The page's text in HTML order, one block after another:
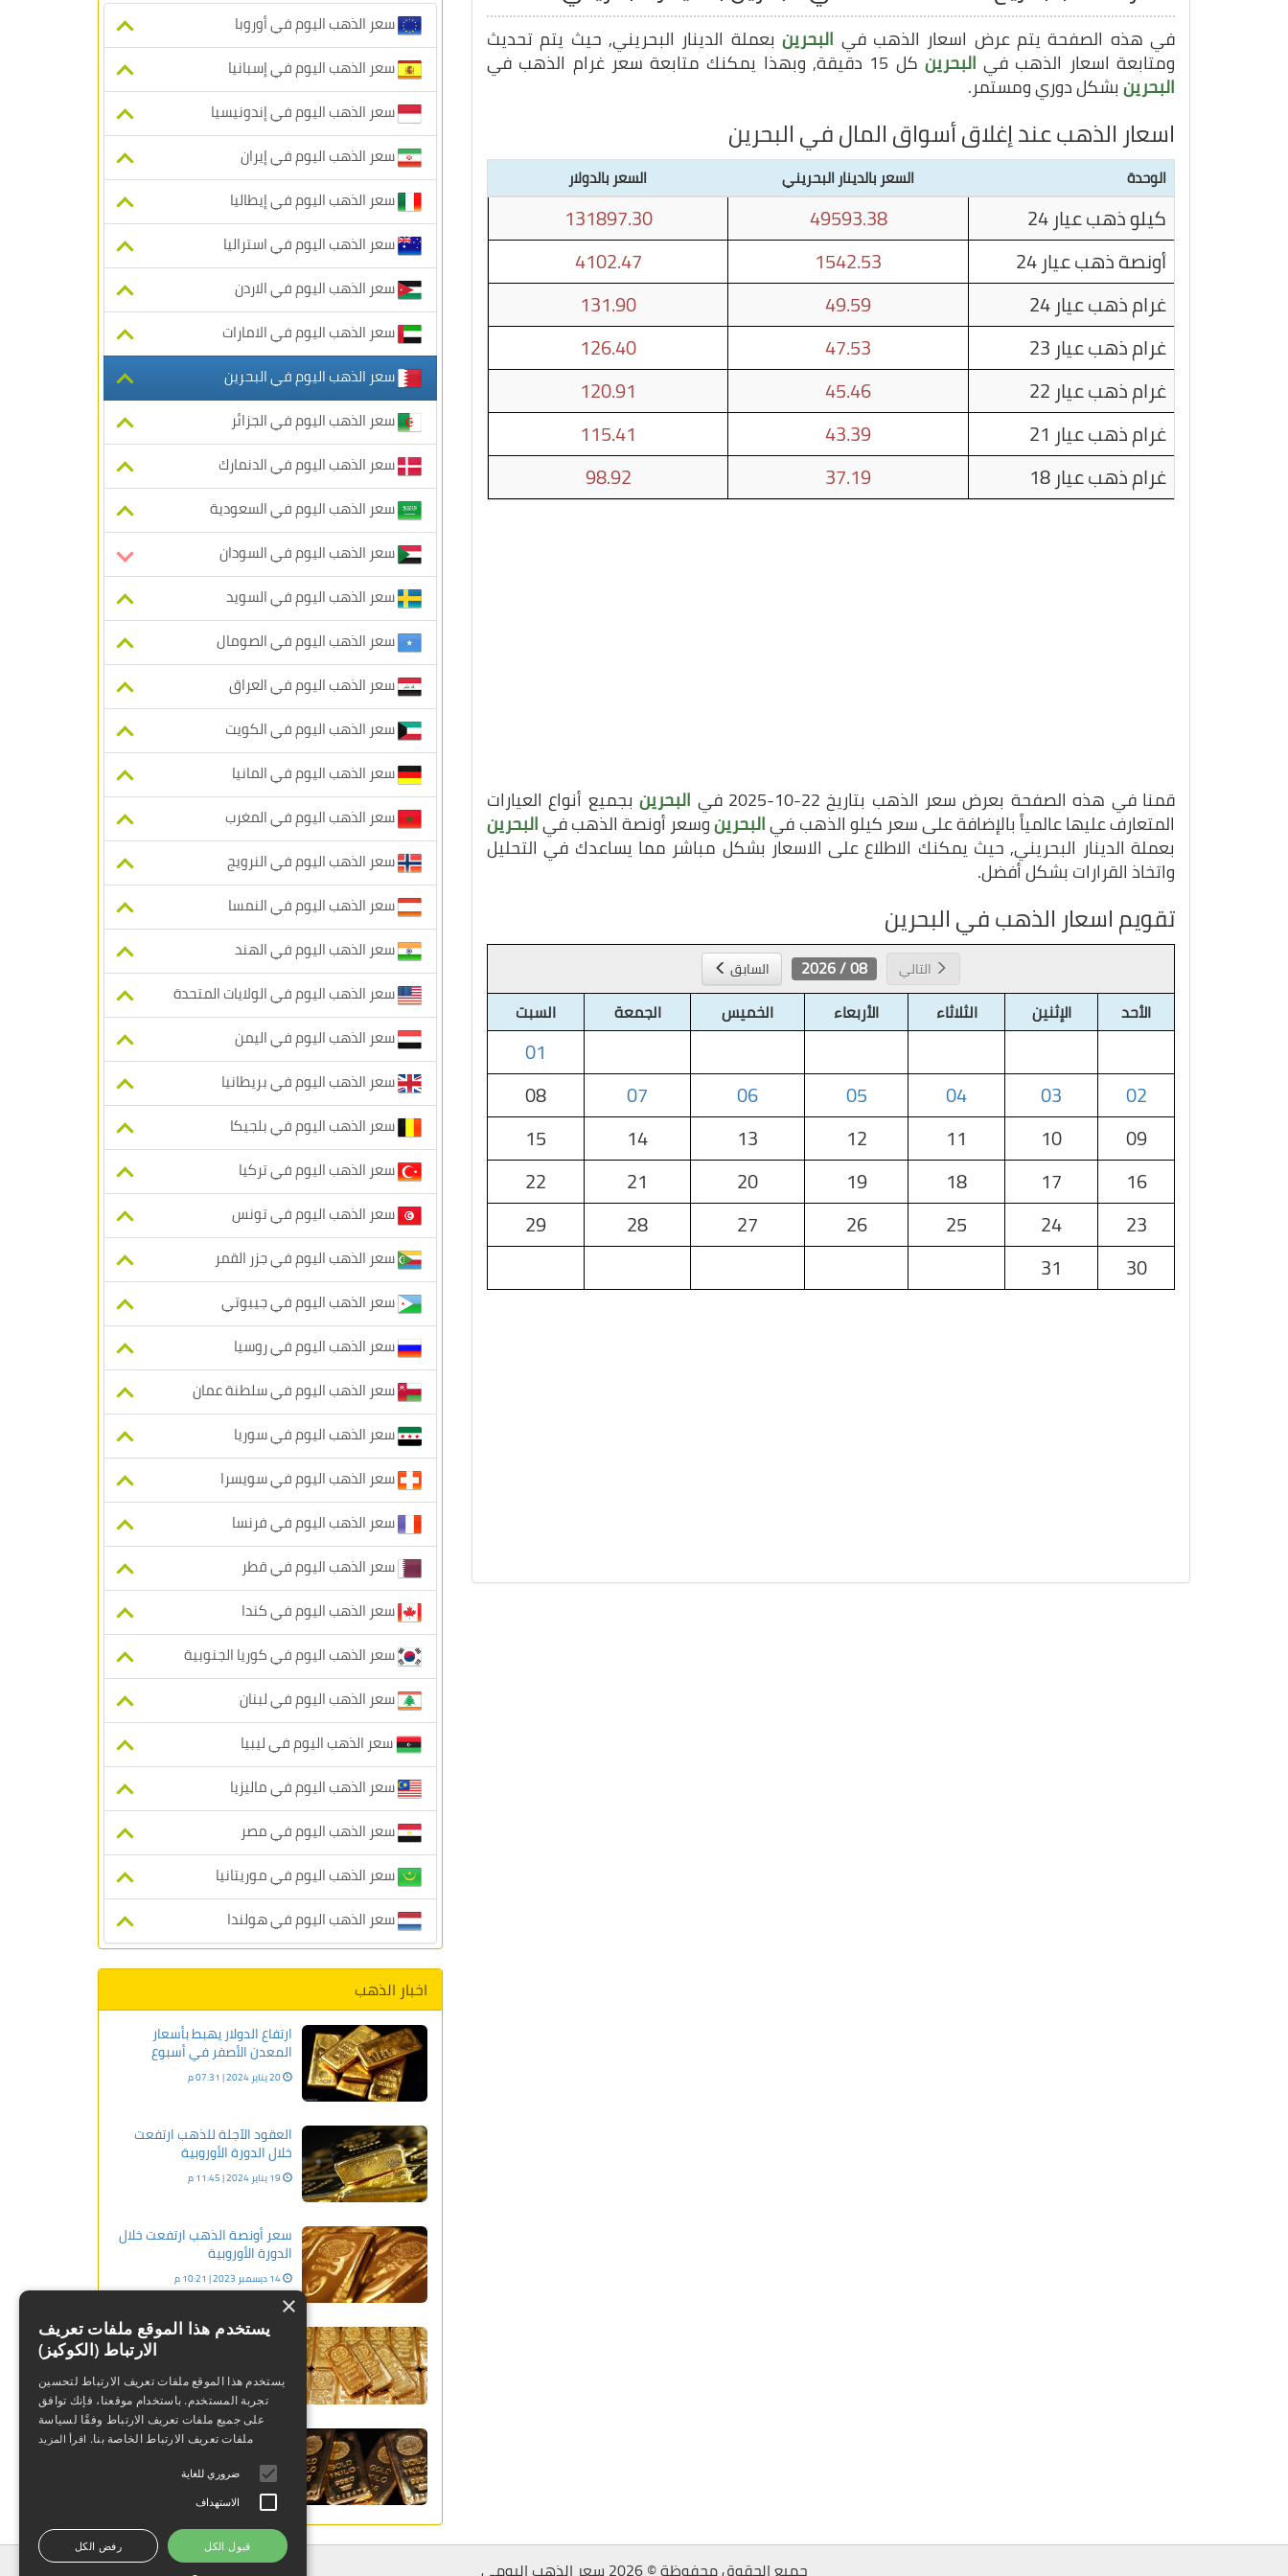
في هذه الصفحة يتم عرض اسعار الذهب في البحرينبعملة الدينار البحريني, حيث يتم تحديث
ومتابعة اسعار الذهب في البحرين كل 15 دقيقة, وبهذا يمكنك متابعة سعر غرام الذهب في
البحرينبشكل دوري ومستمر.
اسعار الذهب عند إغلاق أسواق المال في البحرين
الوحدة السعر بالدينار البحريني السعر بالدولار
كيلو ذهب عيار 24 49593.38
131897.30
أونصة ذهب عيار 24
1542.53
4102.47
غرام ذهب عيار 24
49.59
131.90
غرام ذهب عيار 23
47.53
126.40
غرام ذهب عيار 22
45.46
120.91
غرام ذهب عيار 21
43.39
115.41
غرام ذهب عيار 18
37.19
98.92
قمنا في هذه الصفحة بعرض سعر الذهب بتاريخ 22-10-2025 في البحرينبجميع أنواع العيارات
المتعارف عليها عالمياً بالإضافة على سعر كيلو الذهب فيالبحرينوسعر أونصة الذهب فيالبحرين
بعملة الدينار البحريني, حيث يمكنك الاطلاع على الاسعار بشكل مباشر مما يساعدك في التحليل
واتخاذ القرارات بشكل أفضل.
تقويم اسعار الذهب في البحرين
التالي 08 / 2026 السابق
الأحد الإثنين الثلاثاء الأربعاء الخميس الجمعة السبت
01
02
03
04
05
06
07
08
09
10
11
12
13
14
15
16
17
18
19
20
21
22
23
24
25
26
27
28
29
30
31
سعر الذهب اليوم في أوروبا
سعر الذهب اليوم في إسبانيا
سعر الذهب اليوم في إندونيسيا
سعر الذهب اليوم في إيران
سعر الذهب اليوم في إيطاليا
سعر الذهب اليوم في استراليا
سعر الذهب اليوم في الاردن
سعر الذهب اليوم في الامارات
سعر الذهب اليوم في البحرين
سعر الذهب اليوم في الجزائر
سعر الذهب اليوم في الدنمارك
سعر الذهب اليوم في السعودية
سعر الذهب اليوم في السودان
سعر الذهب اليوم في السويد
سعر الذهب اليوم في الصومال
سعر الذهب اليوم في العراق
سعر الذهب اليوم في الكويت
سعر الذهب اليوم في المانيا
سعر الذهب اليوم في المغرب
سعر الذهب اليوم في النرويج
سعر الذهب اليوم في النمسا
سعر الذهب اليوم في الهند
سعر الذهب اليوم في الولايات المتحدة
سعر الذهب اليوم في اليمن
سعر الذهب اليوم في بريطانيا
سعر الذهب اليوم في بلجيكا
سعر الذهب اليوم في تركيا
سعر الذهب اليوم في تونس
سعر الذهب اليوم في جزر القمر
سعر الذهب اليوم في جيبوتي
سعر الذهب اليوم في روسيا
سعر الذهب اليوم في سلطنة عمان
سعر الذهب اليوم في سوريا
سعر الذهب اليوم في سويسرا
سعر الذهب اليوم في فرنسا
سعر الذهب اليوم في قطر
سعر الذهب اليوم في كندا
سعر الذهب اليوم في كوريا الجنوبية
سعر الذهب اليوم في لبنان
سعر الذهب اليوم في ليبيا
سعر الذهب اليوم في ماليزيا
سعر الذهب اليوم في مصر
سعر الذهب اليوم في موريتانيا
سعر الذهب اليوم في هولندا
اخبار الذهب
ارتفاع الدولار يهبط بأسعار
المعدن الأصفر في أسبوع
20 يناير 2024 | 07:31 م
العقود الآجلة للذهب ارتفعت
خلال الدورة الأوروبية
19 يناير 2024 | 11:45 م
سعر أونصة الذهب ارتفعت خلال
الدورة الأوروبية
14 ديسمبر 2023 | 10:21 م
عاجل: بورصة الذهب انخفضت
12 فبراير 2024 | 10:35 م
العقود الآجلة للذهب إرتفعت
جميع الحقوق محفوظة © 2026 سعر الذهب اليومي
×
يستخدم هذا الموقع ملفات تعريف
الارتباط (الكوكيز)
يستخدم هذا الموقع ملفات تعريف الارتباط لتحسين
تجربة المستخدم. باستخدام موقعنا، فإنك توافق
على جميع ملفات تعريف الارتباط وفقًا لسياسة
ملفات تعريف الارتباط الخاصة بنا. اقرأ المزيد
ضروري للغاية
الاستهداف
قبول الكل رفض الكل